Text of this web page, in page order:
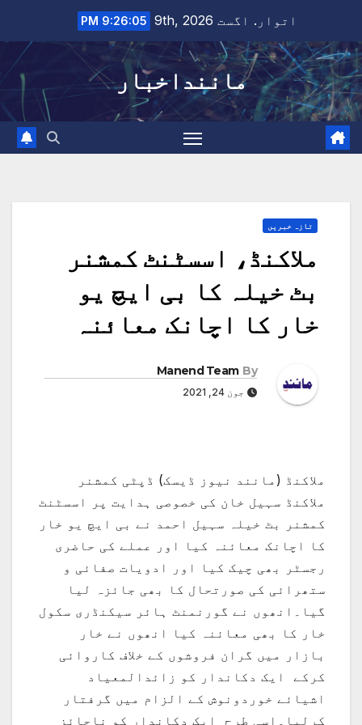
content
اتوار. اگست 9th, 2026 9:26:06 PM
ماننداخبار
تازہ خبریں
ملاکنڈ، اسسٹنٹ کمشنر
بٹ خیلہ کا بی ایچ یو
خار کا اچانک معائنہ
By
Manend Team
جون 24, 2021
ملاکنڈ (مانند نیوز ڈیسک) ڈپٹی کمشنر
ملاکنڈ سہیل خان کی خصوصی ہدایت پر اسسٹنٹ
کمشنر بٹ خیلہ سہیل احمد نے بی ایچ یو خار
کا اچانک معائنہ کیا اور عملے کی حاضری
رجسٹر بھی چیک کیا اور ادویات صفائی و
ستھرائی کی صورتحال کا بھی جائزہ لیا
گیا۔انھوں نے گورنمنٹ ہائر سیکنڈری سکول
خار کا بھی معائنہ کیا انھوں نے خار
بازار میں گران فروشوں کے خلاف کاروائی
کرکے ایک دکاندار کو زائدالمعیاد
اشیائے خوردونوش کے الزام میں گرفتار
کرلیا۔اسی طرح ایک دکاندار کو ناجائز